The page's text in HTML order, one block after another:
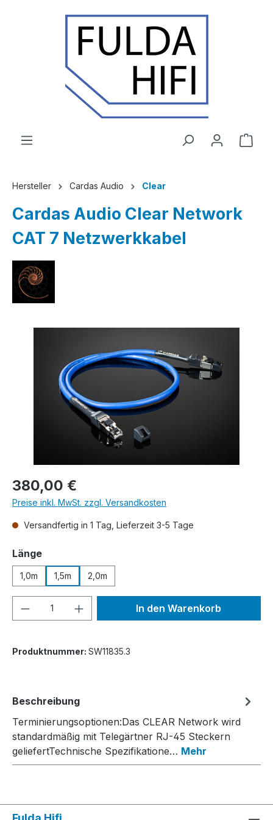
Zum Hauptinhalt springen
Hersteller Cardas Audio Clear
Cardas Audio Clear Network
CAT 7 Netzwerkkabel
Regulärer Preis:
380,00 €
Preise inkl. MwSt. zzgl. Versandkosten
Versandfertig in 1 Tag, Lieferzeit 3-5 Tage
Längeauswählen
1,0m 1,5m 2,0m
Produkt Anzahl: Gib denIn den Warenkorb
Produktnummer: SW11835.3
Beschreibung
Terminierungsoptionen:Das CLEAR Network wird
standardmäßig mit Telegärtner RJ-45 Steckern
geliefertTechnische Spezifikatione… Mehr